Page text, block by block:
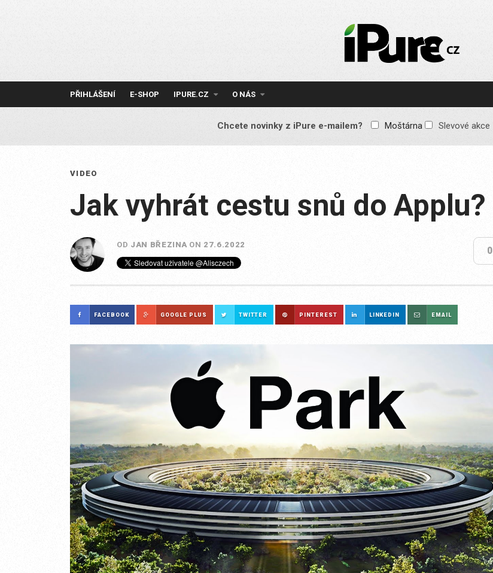
IPURE.CZ
Prémiový Apple e-
reklamy, žádné
obsah pro všechny
PŘIHLÁŠENÍ E-SHOP IPURE.CZ O NÁS
Chcete novinky z iPure e-mailem? Moštárna Slevové akce
VIDEO
Jak vyhrát cestu snů do Applu?
OD JAN BŘEZINA ON 27.6.2022
0
FACEBOOK GOOGLE PLUS TWITTER PINTEREST LINKEDIN EMAIL